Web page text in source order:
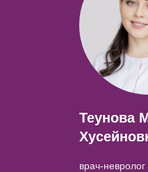
Теунова
врач-невролог